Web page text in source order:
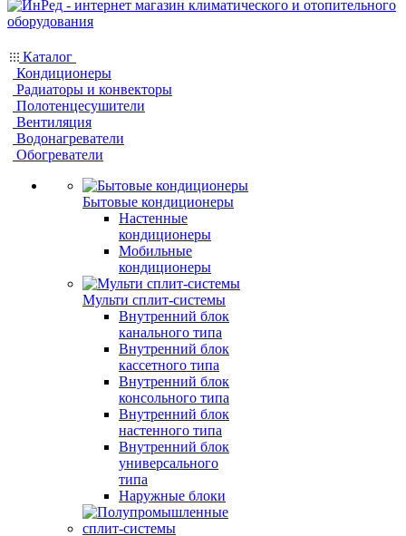
Каталог
Кондиционеры
Радиаторы и конвекторы
Полотенцесушители
Вентиляция
Водонагреватели
Обогреватели
Бытовые кондиционеры
Настенные
кондиционеры
Мобильные
кондиционеры
Мульти сплит-системы
Внутренний блок
канального типа
Внутренний блок
кассетного типа
Внутренний блок
консольного типа
Внутренний блок
настенного типа
Внутренний блок
универсального
типа
Наружные блоки